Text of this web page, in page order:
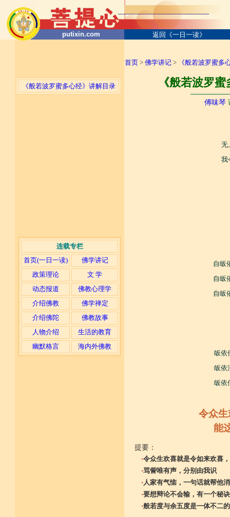
putixin.com 返回《一日一读》
《般若波罗蜜多心经》讲解目录
连载专栏
首页(一日一读)
佛学讲记
政策理论
文 学
动态报道
佛教心理学
介绍佛教
佛学禅定
介绍佛陀
佛教故事
人物介绍
生活的教育
幽默格言
海内外佛教
首页 > 佛学讲记 > 《般若波罗蜜多
《般若波罗
傅味琴
无
我
自皈
自皈
自皈
皈依
皈依
皈依
令众
能
提要：
·令众生欢喜就是令如来欢喜
·骂訾唯有声，分别由我识
·人家有气恼，一句话就帮他
·要想辩论不会输，有一个秘诀
·般若度与余五度是一体不二